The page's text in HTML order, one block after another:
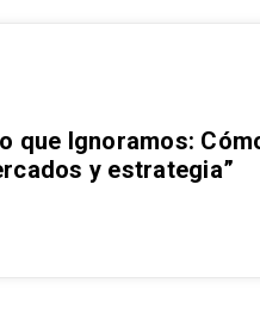
que Ignoramos:
y estrategia”